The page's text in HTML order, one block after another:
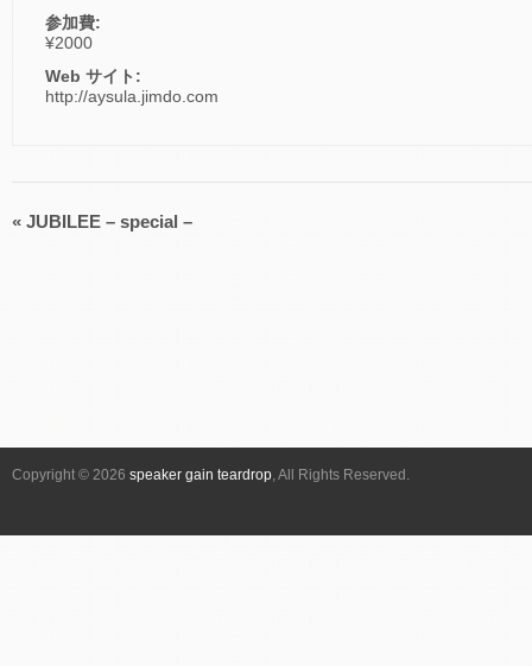
参加費:
¥2000
Web サイト:
http://aysula.jimdo.com
イ
ー
シ
ン
« JUBILEE – special –
Copyright © 2026 speaker gain teardrop, All Rights Reserved.